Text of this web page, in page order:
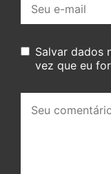
mail:
Salvar dados
vez que eu
comentário: